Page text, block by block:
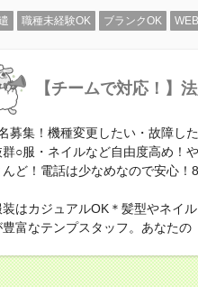
職種未経験OK ブランクOK
【チームで対応！】
募集！機種変更したい・故障し
群○服・ネイルなど自由度高め！
んど！電話は少なめなので安心
装はカジュアルOK＊髪型やネイ
豊富なテンプスタッフ。あなたの